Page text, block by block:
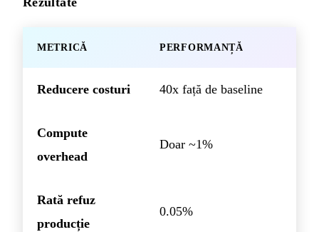
METRICĂ PERFORMANȚĂ
Reducere costuri 40x față de baseline
Compute
overhead
Doar ~1%
Rată refuz
producție
0.05%